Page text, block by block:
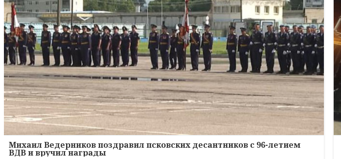
Михаил Ведерников поздравил псковских десантников с 96-летием
ВДВ и вручил награды